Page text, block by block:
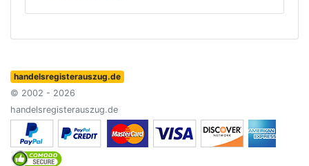
handelsregisterauszug.de
© 2002 - 2026
handelsregisterauszug.de